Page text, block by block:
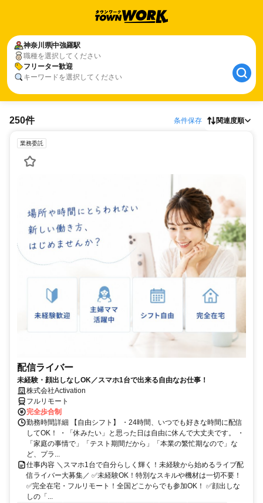
神奈川県中強羅駅
職種を選択してください
フリーター歓迎
キーワードを選択してください
250件 条件保存 関連度順
業務委託
配信ライバー
未経験・顔出しなしOK／スマホ1台で出来る自由なお仕事！
株式会社Activation
フルリモート
完全歩合制
勤務時間詳細 【自由シフト】 ・24時間、いつでも好きな時間に配信
してOK！ ・「休みたい」と思った日は自由に休んで大丈夫です。 ・
「家庭の事情で」「テスト期間だから」「本業の繁忙期なので」な
ど、プラ...
仕事内容 ＼スマホ1台で自分らしく輝く！未経験から始めるライブ配
信ライバー大募集／ ✅未経験OK！特別なスキルや機材は一切不要！
✅完全在宅・フルリモート！全国どこからでも参加OK！ ✅顔出しな
しの「...